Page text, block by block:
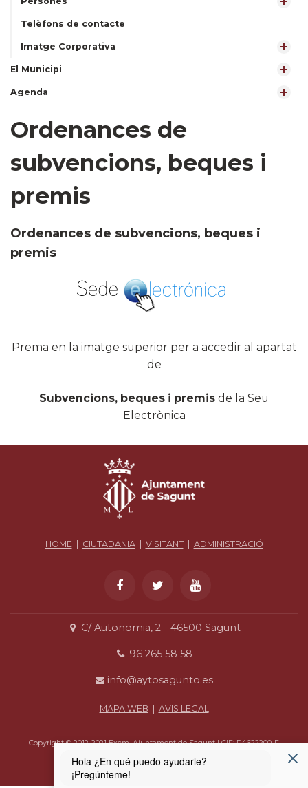
Telèfons de contacte
Imatge Corporativa
El Municipi
Agenda
Ordenances de
subvencions, beques i
premis
Ordenances de subvencions, beques i
premis
Prema en la imatge superior per a accedir al apartat
de
Subvencions, beques i premis de la Seu
Electrònica
HOME| CIUTADANIA| VISITANT| ADMINISTRACIÓ
C/ Autonomia, 2 - 46500 Sagunt
96 265 58 58
info@aytosagunto.es
MAPA WEB AVIS LEGAL
Copyright © 2012-2021 Excm. Ajuntament de Sagunt | CIF: P4622200-F